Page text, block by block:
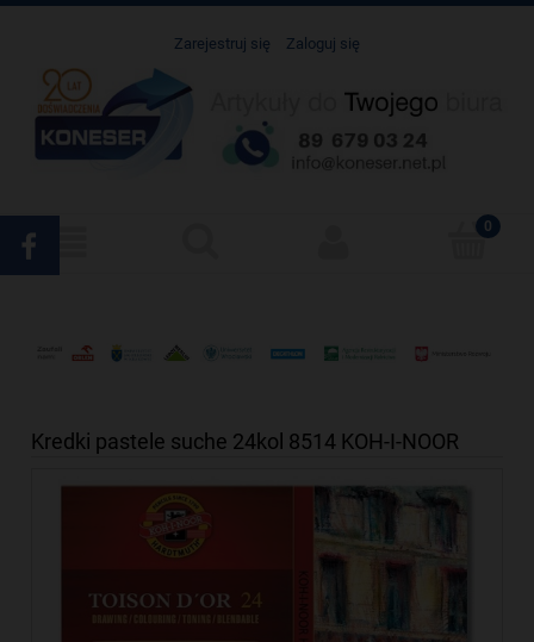
Zarejestruj się Zaloguj się
Kredki pastele suche 24kol 8514 KOH-I-NOOR